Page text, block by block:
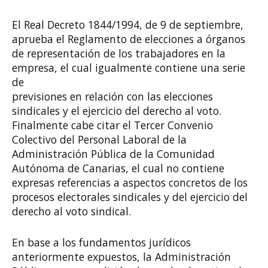
El Real Decreto 1844/1994, de 9 de septiembre,
aprueba el Reglamento de elecciones a órganos
de representación de los trabajadores en la
empresa, el cual igualmente contiene una serie
de
previsiones en relación con las elecciones
sindicales y el ejercicio del derecho al voto.
Finalmente cabe citar el Tercer Convenio
Colectivo del Personal Laboral de la
Administración Pública de la Comunidad
Autónoma de Canarias, el cual no contiene
expresas referencias a aspectos concretos de los
procesos electorales sindicales y del ejercicio del
derecho al voto sindical.
En base a los fundamentos jurídicos
anteriormente expuestos, la Administración